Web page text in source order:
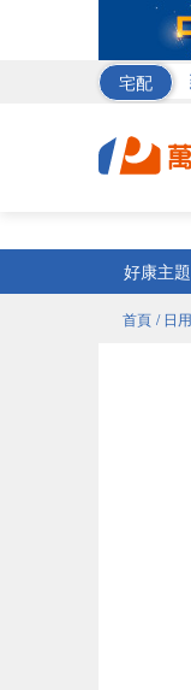
宅配
好康主題
首頁 / 日